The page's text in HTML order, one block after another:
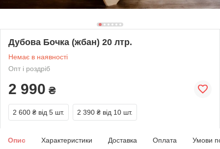
Дубова Бочка (жбан) 20 лтр.
Немає в наявності
Опт і роздріб
2 990 ₴
2 600 ₴ від 5 шт. 2 390 ₴ від 10 шт.
Опис Характеристики Доставка Оплата Умови